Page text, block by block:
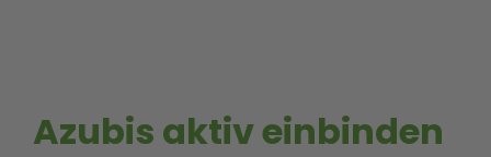
Azubis aktiv einbinden